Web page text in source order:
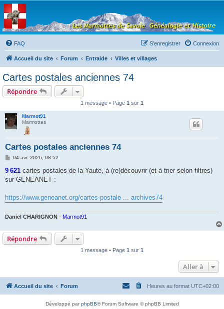
Les Marmottes de
Savoie
Forum d'entraide généalogique
FAQ
Connexion
S’enregistrer
Accueil du site Forum Entraide Villes et villages
Cartes postales anciennes 74
Répondre
1 message • Page 1 sur 1
Marmot91
Marmottes
Cartes postales anciennes 74
M
s
a
04 avr. 2026, 08:52
9 621 cartes postales de la Yaute, à (re)découvrir (et à trier selon filtres)
sur GENEANET :
.
https://www.geneanet.org/cartes-postale ... archives74
Daniel CHARIGNON - Marmot91
Répondre
1 message • Page 1 sur 1
Aller à
Accueil du site Forum Heures au format UTC+02:00
Développé parphpBB® Forum Software © phpBB Limited